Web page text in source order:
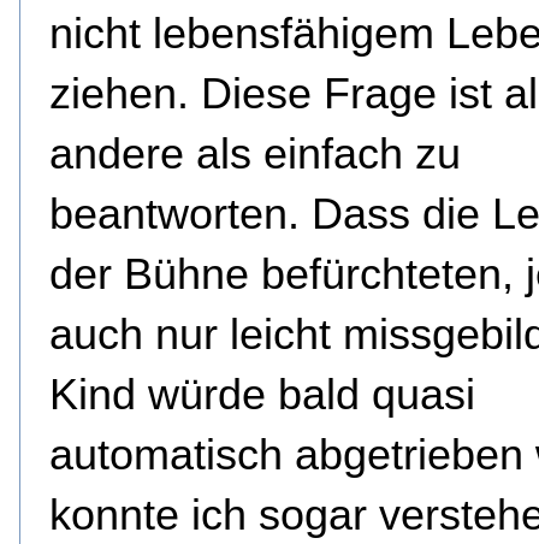
nicht lebensfähigem
ziehen. Diese Frage ist
andere als einfach zu
beantworten. Dass die
der Bühne befürchteten,
auch nur leicht
Kind würde bald quasi
automatisch abgetrieben
konnte ich sogar